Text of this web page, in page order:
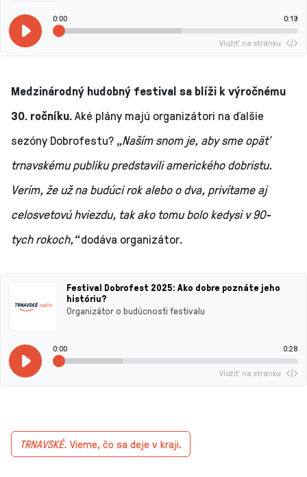
0:00 0:19
Vložiť na stránku
Medzinárodný hudobný festival sa blíži k výročnému
30. ročníku.Aké plány majú organizátori na ďalšie
sezóny Dobrofestu? „Naším snom je, aby sme opäť
trnavskému publiku predstavili amerického dobristu.
Verím, že už na budúci rok alebo o dva, privítame aj
celosvetovú hviezdu, tak ako tomu bolo kedysi v 90-
tych rokoch,“dodáva organizátor.
Festival Dobrofest 2025: Ako dobre poznáte jeho
históriu?
Organizátor o budúcnosti festivalu
0:00 0:28
Vložiť na stránku
TRNAVSKÉ. Vieme, čo sa deje v kraji.